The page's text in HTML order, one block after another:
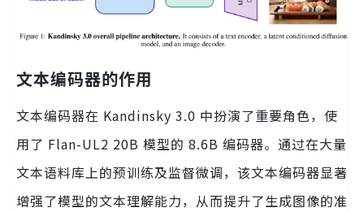
文本编码器的作用
文本编码器在 Kandinsky 3.0 中扮演了重要角色，使
用了 Flan-UL2 20B 模型的 8.6B 编码器。通过在大量
文本语料库上的预训练及监督微调，该文本编码器显著
增强了模型的文本理解能力，从而提升了生成图像的准